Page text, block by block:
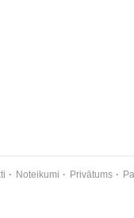
Noteikumi Privātums